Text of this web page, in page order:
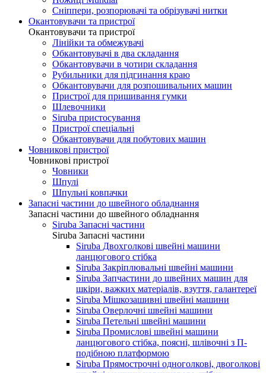
Сніппери, розпорювачі та обрізувачі нитки
Окантовувачи та пристрої
Окантовувачи та пристрої
Лінійки та обмежувачі
Обкантовувачі в два складання
Обкантовувачи в чотири складання
Рубильники для підгинання краю
Обкантовувачи для розпошивальних машин
Пристрої для пришивання гумки
Шлевочники
Siruba пристосування
Пристрої спеціальні
Обкантовувачи для побутових машин
Човникові пристрої
Човникові пристрої
Човники
Шпулі
Шпульні ковпачки
Запасні частини до швейного обладнання
Запасні частини до швейного обладнання
Siruba Запасні частини
Siruba Запасні частини
Siruba Двохголкові швейні машини
ланцюгового стібка
Siruba Закріплювальні швейні машини
Siruba Запчастини до швейних машин для
шкіри, важких матеріалів, взуття, галантереї
Siruba Мішкозашивні швейні машини
Siruba Оверлочні швейні машини
Siruba Петельні швейні машини
Siruba Промислові швейні машини
ланцюгового стібка, поясні, шлівочні з П-
подібною платформою
Siruba Прямострочні одноголкові, двоголкові